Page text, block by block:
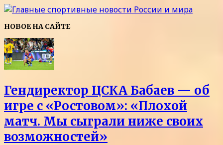
НОВОЕ НА САЙТЕ
Гендиректор ЦСКА Бабаев — об
игре с «Ростовом»: «Плохой
матч. Мы сыграли ниже своих
возможностей»